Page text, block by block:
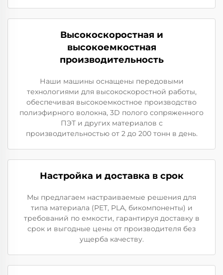
Высокоскоростная и
высокоемкостная
производительность
Наши машины оснащены передовыми
технологиями для высокоскоростной работы,
обеспечивая высокоемкостное производство
полиэфирного волокна, 3D полого сопряженного
ПЭТ и других материалов с
производительностью от 2 до 200 тонн в день.
Настройка и доставка в срок
Мы предлагаем настраиваемые решения для
типа материала (PET, PLA, бикомпоненты) и
требований по емкости, гарантируя доставку в
срок и выгодные цены от производителя без
ущерба качеству.